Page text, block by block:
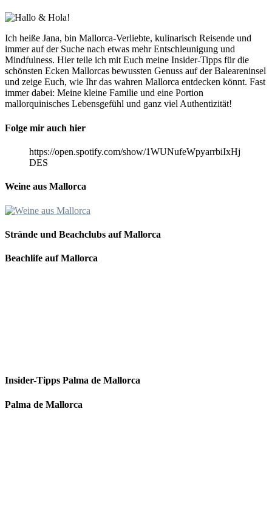
Ich heiße Jana, bin Mallorca-Verliebte, kulinarisch Reisende und
immer auf der Suche nach etwas mehr Entschleunigung und
Mindfulness. Hier teile ich mit Euch meine Insider-Tipps für die
schönsten Ecken Mallorcas bewussten Genuss auf der Baleareninsel
und zeige Euch, wie Ihr das wahren Mallorca entdecken könnt. Fast
immer dabei: Meine kleine Familie und eine Portion
mallorquinisches Lebensgefühl und ganz viel Authentizität!
Folge mir auch hier
https://open.spotify.com/show/1WUNufeWpyarrbiIxHj
DES
Weine aus Mallorca
Strände und Beachclubs auf Mallorca
Beachlife auf Mallorca
Insider-Tipps Palma de Mallorca
Palma de Mallorca